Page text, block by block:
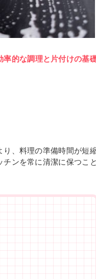
率的な調理と片付けの基
り、料理の準備時間が短
ンを常に清潔に保つこと